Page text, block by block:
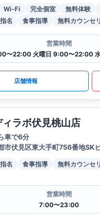
Wi-Fi 完全個室 無料体験
名
食事指導 無料カウンセ
営業時間
店舗情報
ラボ伏見桃山店
車で6分
市伏見区東大手町756番地SK
名 食事指導 無料カウンセ
営業時間
7:00〜23:00